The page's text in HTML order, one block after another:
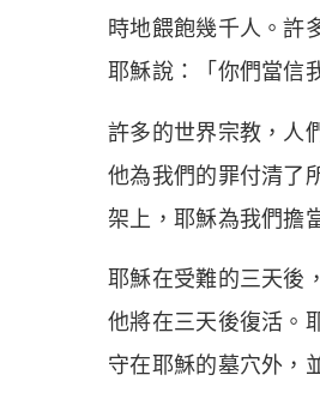
時地餵飽幾千人。許
耶穌說：「你們當信
許多的世界宗教，人
他為我們的罪付清了
架上，耶穌為我們擔
耶穌在受難的三天後
他將在三天後復活。
守在耶穌的墓穴外，